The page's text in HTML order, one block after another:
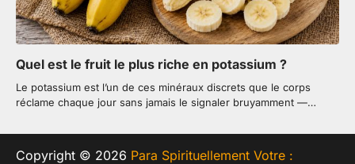
Quel est le fruit le plus riche en potassium ?
Le potassium est l’un de ces minéraux discrets que le corps
réclame chaque jour sans jamais le signaler bruyamment —…
Copyright © 2026 Para Spirituellement Votre :